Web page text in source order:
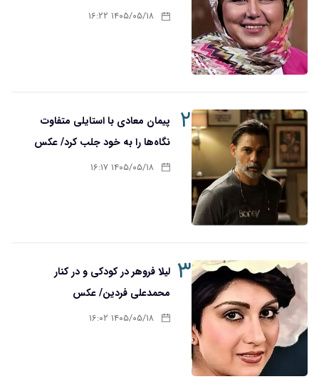
۱۴۰۵/۰۵/۱۸ ۱۶:۲۲
۲
پیمان معادی با استایلی متفاوت
نگاه‌ها را به خود جلب کرد/ عکس
۱۴۰۵/۰۵/۱۸ ۱۶:۱۷
۳ لیلا فروهر در کودکی و در کنار
محمدعلی فردین/ عکس
۱۴۰۵/۰۵/۱۸ ۱۶:۰۲